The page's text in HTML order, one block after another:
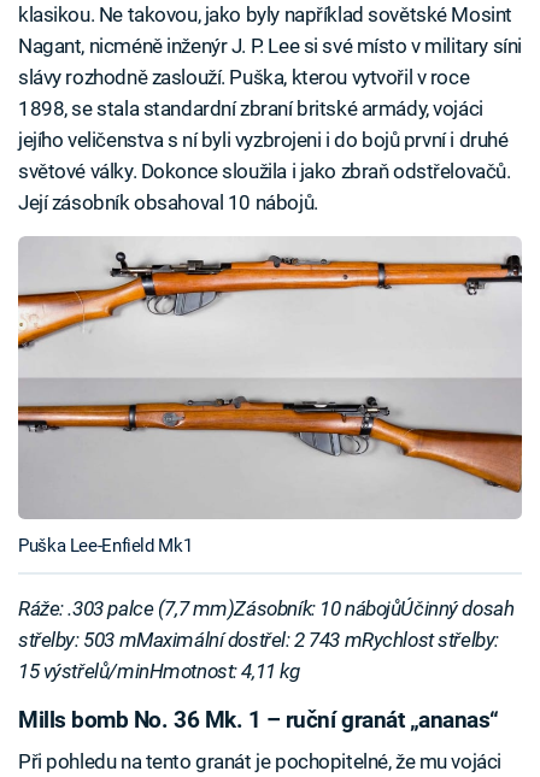
klasikou. Ne takovou, jako byly například sovětské Mosint
Nagant, nicméně inženýr J. P. Lee si své místo v military síni
slávy rozhodně zaslouží. Puška, kterou vytvořil v roce
1898, se stala standardní zbraní britské armády, vojáci
jejího veličenstva s ní byli vyzbrojeni i do bojů první i druhé
světové války. Dokonce sloužila i jako zbraň odstřelovačů.
Její zásobník obsahoval 10 nábojů.
Puška Lee-Enfield Mk1
Ráže: .303 palce (7,7 mm)Zásobník: 10 nábojůÚčinný dosah
střelby: 503 mMaximální dostřel: 2 743 mRychlost střelby:
15 výstřelů/minHmotnost: 4,11 kg
Mills bomb No. 36 Mk. 1 – ruční granát „ananas“
Při pohledu na tento granát je pochopitelné, že mu vojáci